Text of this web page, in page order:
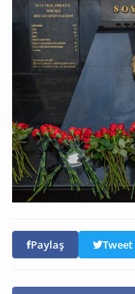
Paylaş Tweet